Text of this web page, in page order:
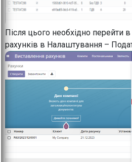
Після цього необхідно перейти
рахунків в Налаштування –